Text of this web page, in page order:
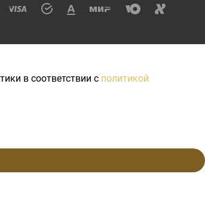
в соответствии с политикой